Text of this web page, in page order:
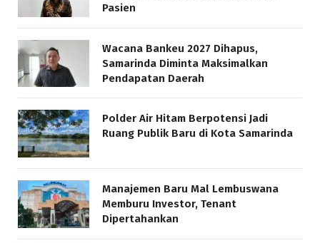
Pasien
Wacana Bankeu 2027 Dihapus,
Samarinda Diminta Maksimalkan
Pendapatan Daerah
Polder Air Hitam Berpotensi Jadi
Ruang Publik Baru di Kota Samarinda
Manajemen Baru Mal Lembuswana
Memburu Investor, Tenant
Dipertahankan